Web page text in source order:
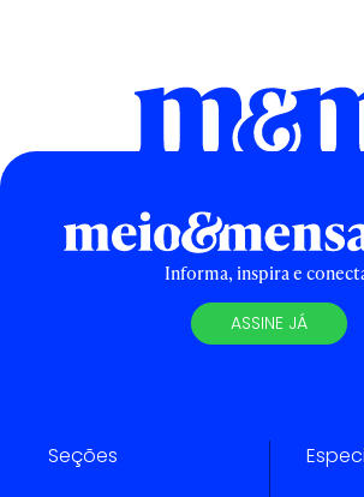
Informa, inspira e
ASSINE JÁ
Seções